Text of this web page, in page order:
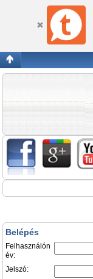
Belépés
Belépés
Felhasználón
év:
Jelszó: